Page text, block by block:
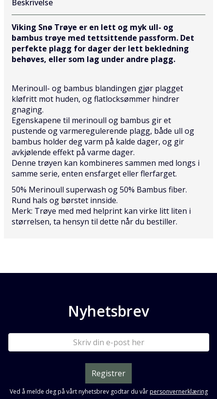
Beskrivelse
Viking Snø Trøye er en lett og myk ull- og
bambus trøye med tettsittende passform. Det
perfekte plagg for dager der lett bekledning
behøves, eller som lag under andre plagg.
Merinoull- og bambus blandingen gjør plagget
kløfritt mot huden, og flatlocksømmer hindrer
gnaging.
Egenskapene til merinoull og bambus gir et
pustende og varmeregulerende plagg, både ull og
bambus holder deg varm på kalde dager, og gir
avkjølende effekt på varme dager.
Denne trøyen kan kombineres sammen med longs i
samme serie, enten ensfarget eller flerfarget.
50% Merinoull superwash og 50% Bambus fiber.
Rund hals og børstet innside.
Merk: Trøye med med helprint kan virke litt liten i
størrelsen, ta hensyn til dette når du bestiller.
Nyhetsbrev
Registrer
Ved å melde deg på vårt nyhetsbrev godtar du vår personvernerklæring